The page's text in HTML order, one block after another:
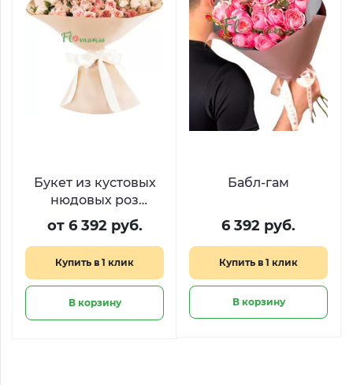
Букет из кустовых
нюдовых роз
«Нежный поцелуй»
от 6 392 руб.
Купить в 1 клик
В корзину
Бабл-гам
6 392 руб.
Купить в 1 клик
В корзину